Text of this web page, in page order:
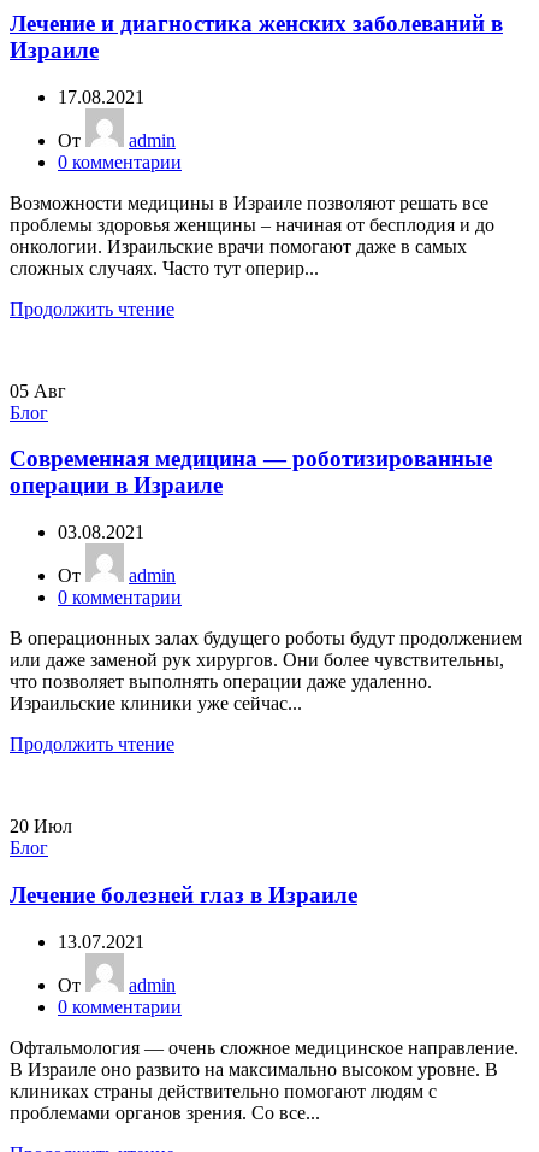
Лечение и диагностика женских заболеваний в
Израиле
17.08.2021
От
admin
0 комментарии
Возможности медицины в Израиле позволяют решать все
проблемы здоровья женщины – начиная от бесплодия и до
онкологии. Израильские врачи помогают даже в самых
сложных случаях. Часто тут оперир...
Продолжить чтение
05 Авг
Блог
Современная медицина — роботизированные
операции в Израиле
03.08.2021
От
admin
0 комментарии
В операционных залах будущего роботы будут продолжением
или даже заменой рук хирургов. Они более чувствительны,
что позволяет выполнять операции даже удаленно.
Израильские клиники уже сейчас...
Продолжить чтение
20 Июл
Блог
Лечение болезней глаз в Израиле
13.07.2021
От
admin
0 комментарии
Офтальмология — очень сложное медицинское направление.
В Израиле оно развито на максимально высоком уровне. В
клиниках страны действительно помогают людям с
проблемами органов зрения. Со все...